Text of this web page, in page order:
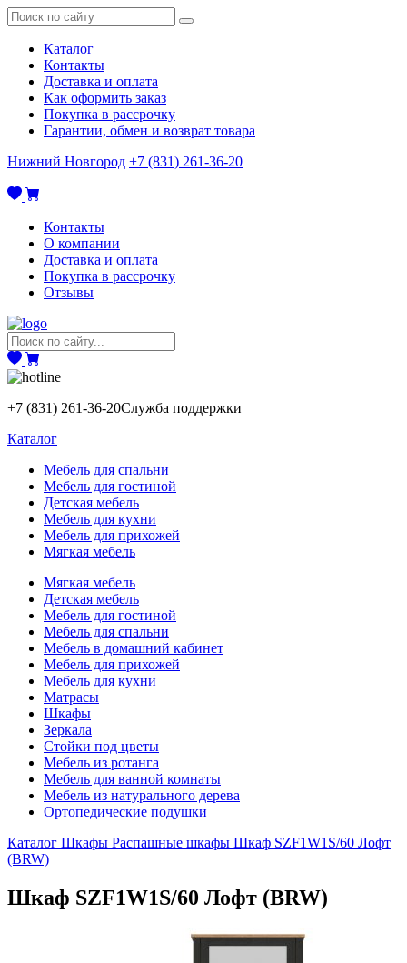
Каталог
Контакты
Доставка и оплата
Как оформить заказ
Покупка в рассрочку
Гарантии, обмен и возврат товара
Нижний Новгород +7 (831) 261-36-20
Контакты
О компании
Доставка и оплата
Покупка в рассрочку
Отзывы
+7 (831) 261-36-20Служба поддержки
Каталог
Мебель для спальни
Мебель для гостиной
Детская мебель
Мебель для кухни
Мебель для прихожей
Мягкая мебель
Мягкая мебель
Детская мебель
Мебель для гостиной
Мебель для спальни
Мебель в домашний кабинет
Мебель для прихожей
Мебель для кухни
Матрасы
Шкафы
Зеркала
Стойки под цветы
Мебель из ротанга
Мебель для ванной комнаты
Мебель из натурального дерева
Ортопедические подушки
Каталог Шкафы Распашные шкафы Шкаф SZF1W1S/60 Лофт
(BRW)
Шкаф SZF1W1S/60 Лофт (BRW)